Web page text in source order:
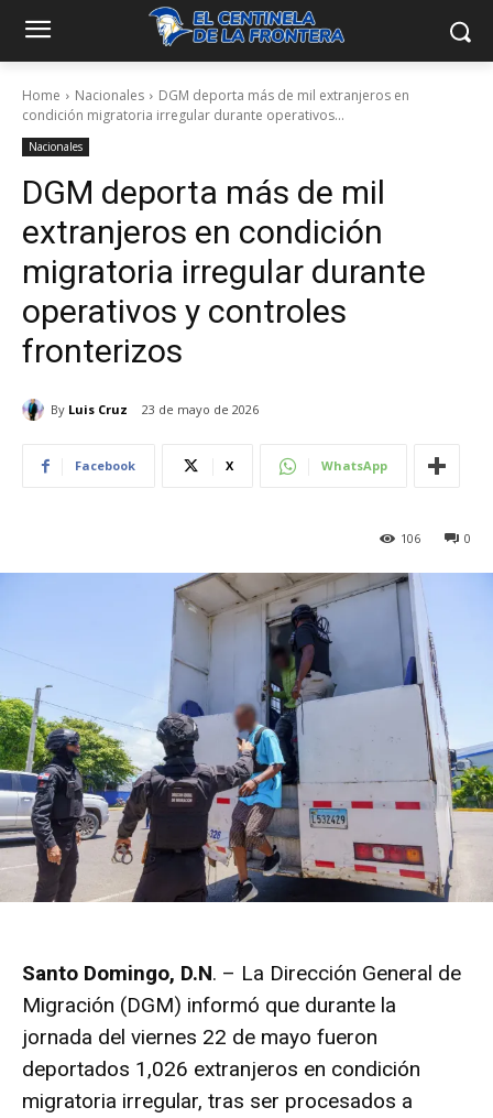
Home Nacionales
DGM deporta más de mil extranjeros en
condición migratoria irregular durante operativos...
Nacionales
DGM deporta más de mil
extranjeros en condición
migratoria irregular durante
operativos y controles
fronterizos
By Luis Cruz 23 de mayo de 2026
Facebook X WhatsApp
0
106
Santo Domingo, D.N. – La Dirección General de
Migración (DGM) informó que durante la
jornada del viernes 22 de mayo fueron
deportados 1,026 extranjeros en condición
migratoria irregular, tras ser procesados a